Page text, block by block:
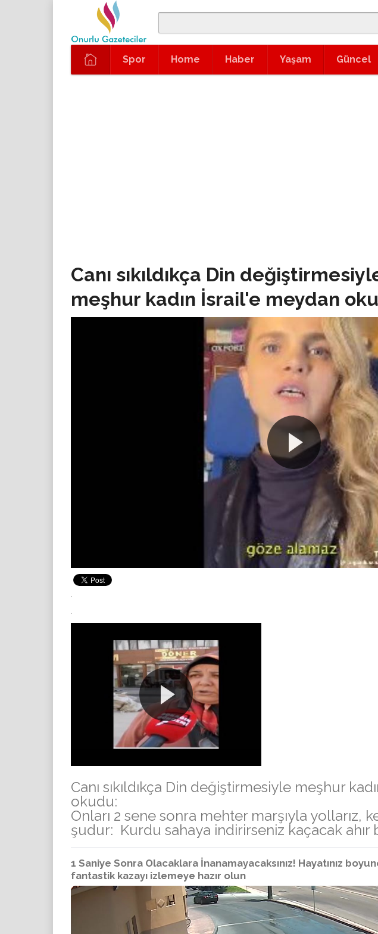
Spor Home Haber Yaşam Güncel
Canı sıkıldıkça Din
meşhur kadın İsrail'e meydan
Canı sıkıldıkça Din değiştirmesiyle meşhur
okudu:
Onları 2 sene sonra mehter marşıyla yollarız,
şudur: Kurdu sahaya indirirseniz kaçacak ahır
1 Saniye Sonra Olacaklara İnanamayacaksınız! Hayatınız
fantastik kazayı izlemeye hazır olun